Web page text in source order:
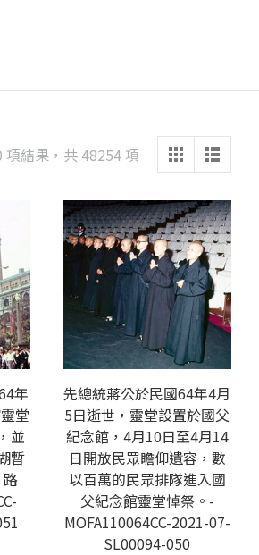
結果，共 48254 項 Sorted
latest
年
堂
並
暫
先總統蔣公於民國64年4月
5日逝世，靈堂設置於國父
紀念館，4月10日至4月14
日開放民眾瞻仰遺容，數
以百萬的民眾排隊進入國
父紀念館靈堂悼祭。-
MOFA110064CC-2021-07-
SL00094-050